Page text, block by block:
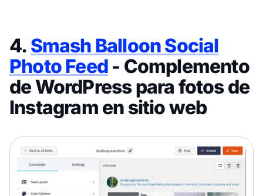
4. Smash Balloon Social
Photo Feed - Complemento
de WordPress para fotos de
Instagram en sitio web